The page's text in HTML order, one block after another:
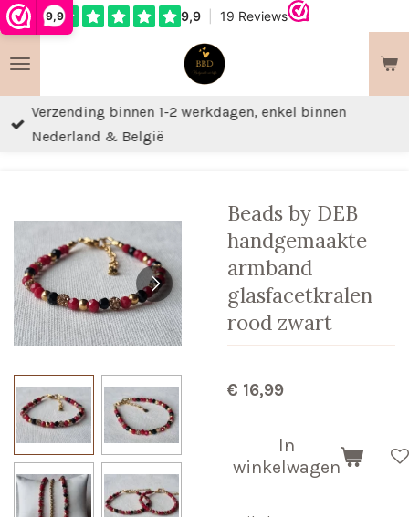
9,9
Ga
naar
de
hoofdinhoud
Verzending binnen 1-2 werkdagen, enkel binnen
Nederland & België
Beads by DEB
handgemaakte
armband
glasfacetkralen
rood zwart
€ 16,99
In
winkelwagen